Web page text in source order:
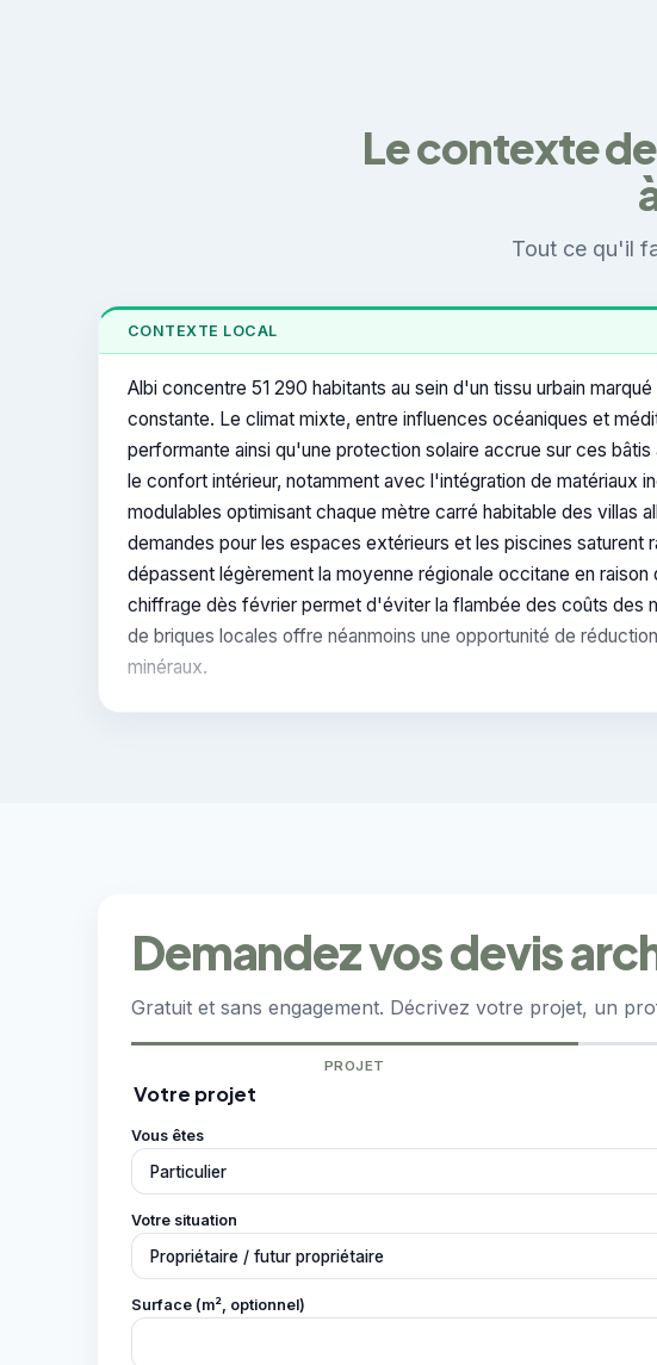
Le contexte
Tout ce qu'il
CONTEXTE LOCAL
Albi concentre 51 290 habitants au sein d'un tissu urbain
constante. Le climat mixte, entre influences océaniques et
performante ainsi qu'une protection solaire accrue sur ces
le confort intérieur, notamment avec l'intégration de matériaux
modulables optimisant chaque mètre carré habitable des villas
demandes pour les espaces extérieurs et les piscines
dépassent légèrement la moyenne régionale occitane en
chiffrage dès février permet d'éviter la flambée des coûts des
de briques locales offre néanmoins une opportunité de
minéraux.
Demandez vos devis
Gratuit et sans engagement. Décrivez votre projet, un
PROJET
Votre projet
Vous êtes
Votre situation
Surface (m², optionnel)